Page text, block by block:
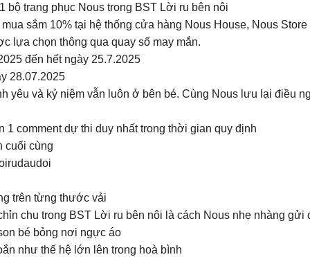
bộ trang phục Nous trong BST Lời ru bên nôi
sắm 10% tại hệ thống cửa hàng Nous House, Nous Store
lựa chọn thông qua quay số may mắn.
đến hết ngày 25.7.2025
28.07.2025
yêu và kỷ niệm vẫn luôn ở bên bé. Cùng Nous lưu lại điều
1 comment dự thi duy nhất trong thời gian quy định
cuối cùng
trên từng thước vải
chu trong BST Lời ru bên nôi là cách Nous nhẹ nhàng
bé bỏng nơi ngực áo
như thế hệ lớn lên trong hoà bình